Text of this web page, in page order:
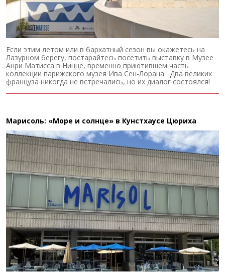
Если этим летом или в бархатный сезон вы окажетесь на
Лазурном берегу, постарайтесь посетить выставку в Музее
Анри Матисса в Ницце, временно приютившем часть
коллекции парижского музея Ива Сен-Лорана. Два великих
француза никогда не встречались, но их диалог состоялся!
Марисоль: «Море и солнце» в Кунстхаусе Цюриха